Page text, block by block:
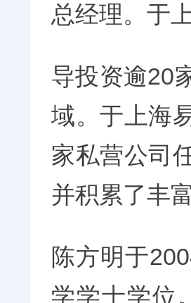
总经理。于
导投资逾20
域。于上海
家私营公司
并积累了丰
陈方明于
学学士学位